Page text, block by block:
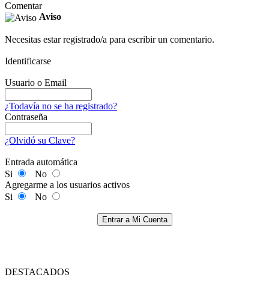
Comentar
Aviso
Necesitas estar registrado/a para escribir un comentario.
Identificarse
Usuario o Email
¿Todavía no se ha registrado?
Contraseña
¿Olvidó su Clave?
Entrada automática
Si
No
Agregarme a los usuarios activos
Si
No
Entrar a Mi Cuenta
DESTACADOS